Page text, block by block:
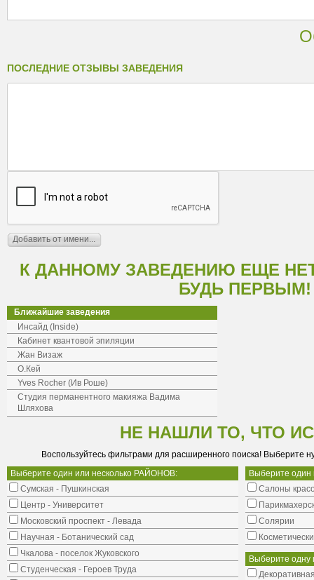
ПОСЛЕДНИЕ ОТЗЫВЫ ЗАВЕДЕНИЯ
К ДАННОМУ ЗАВЕДЕНИЮ ЕЩЕ
БУДЬ ПЕРВЫМ!
Ближайшие заведения
Инсайд (Inside)
Кабинет квантовой эпиляции
Жан Визаж
О.Кей
Yves Rocher (Ив Роше)
Студия перманентного макияжа Вадима
Шляхова
НЕ НАШЛИ ТО, ЧТО
Воспользуйтесь фильтрами для расширенного поиска! Выберите
Выберите один или несколько РАЙОНОВ:
Сумская - Пушкинская
Центр - Университет
Московский проспект - Левада
Научная - Ботанический сад
Чкалова - поселок Жуковского
Студенческая - Героев Труда
Выберите
Салоны
Солярии
Выберите одну